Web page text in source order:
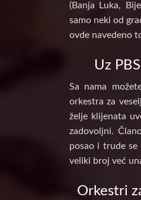
(Banja Luka,
samo neki od
ovde navedeno
Uz
Sa nama
orkestra za
želje klijenata
zadovoljni.
posao i trude se
veliki broj već
Orkestri